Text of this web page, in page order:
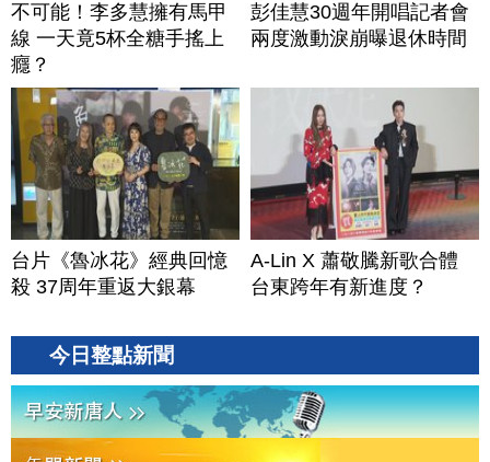
不可能！李多慧擁有馬甲
線 一天竟5杯全糖手搖上
癮？
彭佳慧30週年開唱記者會
兩度激動淚崩曝退休時間
台片《魯冰花》經典回憶
殺 37周年重返大銀幕
A-Lin X 蕭敬騰新歌合體
台東跨年有新進度？
今日整點新聞